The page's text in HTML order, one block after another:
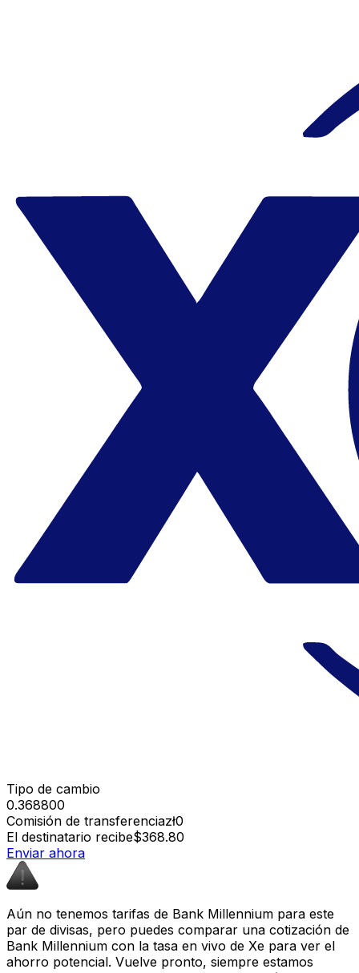
Tipo de cambio
0.368800
Comisión de transferenciazł0
El destinatario recibe$368.80
Enviar ahora
Aún no tenemos tarifas de Bank Millennium para este
par de divisas, pero puedes comparar una cotización de
Bank Millennium con la tasa en vivo de Xe para ver el
ahorro potencial. Vuelve pronto, siempre estamos